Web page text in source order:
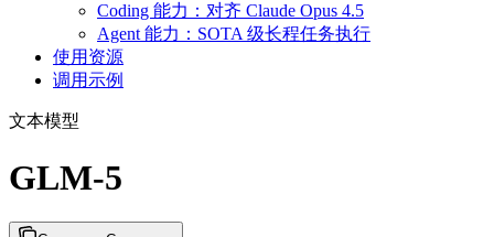
Coding 能力：对齐 Claude Opus 4.5
Agent 能力：SOTA 级长程任务执行
使用资源
调用示例
文本模型
GLM-5